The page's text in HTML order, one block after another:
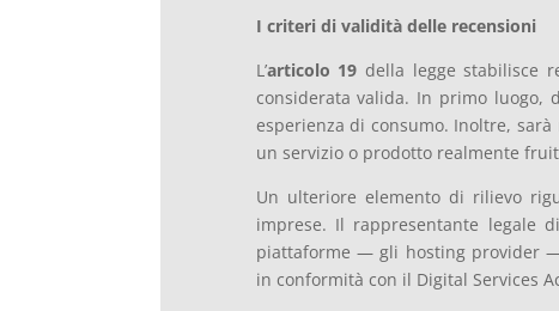
I criteri di validità delle recensioni
L’articolo 19 della legge stabilisce
considerata valida. In primo luogo,
esperienza di consumo. Inoltre,
un servizio o prodotto realmente
Un ulteriore elemento di rilievo
imprese. Il rappresentante legale
piattaforme — gli hosting provider
in conformità con il Digital Services